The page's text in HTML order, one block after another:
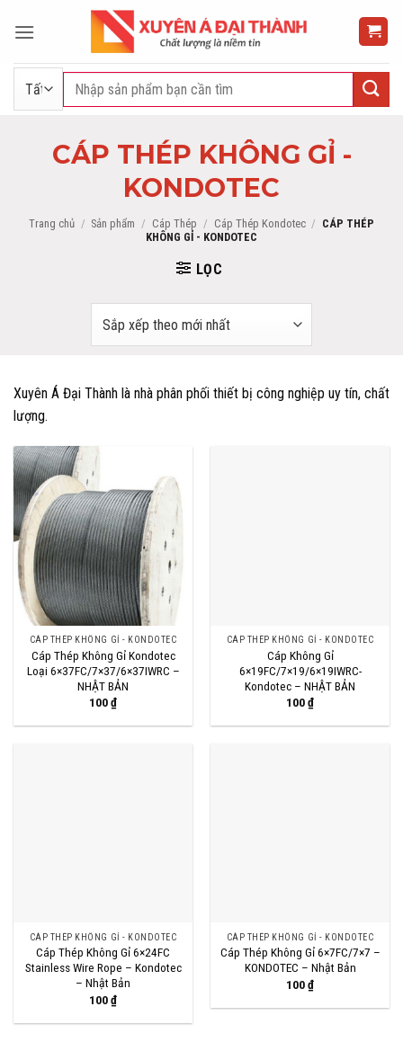
qua
Tìm
CÁP THÉP KHÔNG GỈ -
KONDOTEC
Trang chủ / Sản phẩm / Cáp Thép / Cáp Thép Kondotec / CÁP THÉP
KHÔNG GỈ - KONDOTEC
LỌC
Xuyên Á Đại Thành là nhà phân phối thiết bị công nghiệp uy tín, chất
lượng.
CÁP THÉP KHÔNG GỈ - KONDOTEC
Cáp Thép Không Gỉ Kondotec
Loại 6×37FC/7×37/6×37IWRC –
NHẬT BẢN
100₫
CÁP THÉP KHÔNG GỈ - KONDOTEC
Cáp Không Gỉ
6×19FC/7×19/6×19IWRC-
Kondotec – NHẬT BẢN
100₫
CÁP THÉP KHÔNG GỈ - KONDOTEC
Cáp Thép Không Gỉ 6×24FC
Stainless Wire Rope – Kondotec
– Nhật Bản
100₫
CÁP THÉP KHÔNG GỈ - KONDOTEC
Cáp Thép Không Gỉ 6×7FC/7×7 –
KONDOTEC – Nhật Bản
100₫